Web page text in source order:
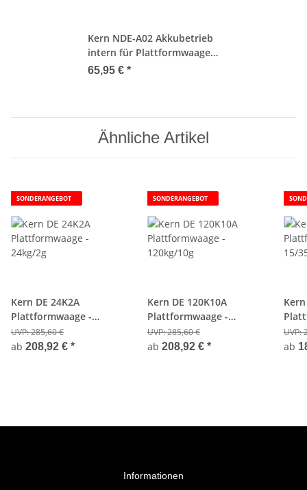
Kern NDE-A02 Akkubetrieb
intern für Plattformwaagen
Kern DE
65,95 € *
Ähnliche Artikel
SONDERANGEBOT
Kern DE 24K2A
Plattformwaage -
24kg/2g
UVP:285,60 €
ab 208,92 € *
SONDERANGEBOT
Kern DE 120K10A
Plattformwaage -
120kg/10g
UVP:285,60 €
ab 208,92 € *
15/
UVP:
ab
Informationen